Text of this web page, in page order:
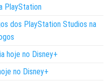
PlayStation
dos PlayStation Studios na
hoje no Disney+
no Disney+